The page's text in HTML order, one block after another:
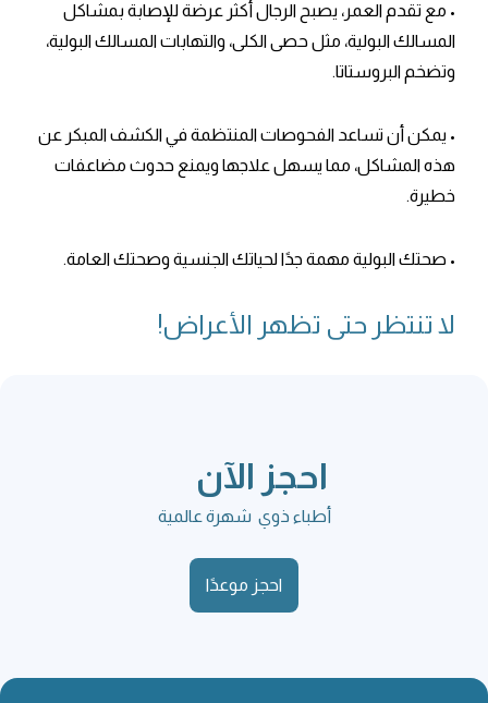
• مع تقدم العمر، يصبح الرجال أكثر عرضة للإصابة بمشاكل
المسالك البولية، مثل حصى الكلى، والتهابات المسالك البولية،
وتضخم البروستاتا.
• يمكن أن تساعد الفحوصات المنتظمة في الكشف المبكر عن
هذه المشاكل، مما يسهل علاجها ويمنع حدوث مضاعفات
خطيرة.
• صحتك البولية مهمة جدًا لحياتك الجنسية وصحتك العامة.
لا تنتظر حتى تظهر الأعراض!
احجز الآن
أطباء ذوي شهرة عالمية
احجز موعدًا